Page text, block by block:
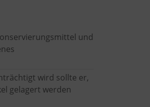
und
wird sollte er,
gelagert werden